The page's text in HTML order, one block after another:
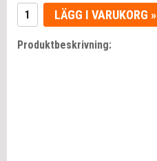
LÄGG I VARUKORG »
Produktbeskrivning: